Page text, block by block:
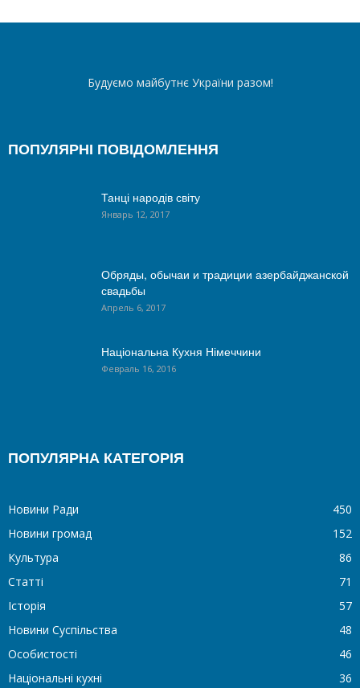
Будуємо майбутнє України разом!
ПОПУЛЯРНІ ПОВІДОМЛЕННЯ
Танці народів світу
Январь 12, 2017
Обряды, обычаи и традиции азербайджанской
свадьбы
Апрель 6, 2017
Національна Кухня Німеччини
Февраль 16, 2016
ПОПУЛЯРНА КАТЕГОРІЯ
Новини Ради
450
Новини громад
152
Культура
86
Статті
71
Історія
57
Новини Суспільства
48
Особистості
46
Національні кухні
36